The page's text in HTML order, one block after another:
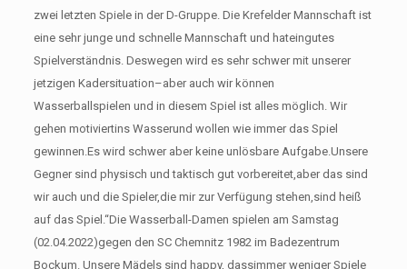
zwei letzten Spiele in der D-Gruppe. Die Krefelder Mannschaft ist
eine sehr junge und schnelle Mannschaft und hateingutes
Spielverständnis. Deswegen wird es sehr schwer mit unserer
jetzigen Kadersituation–aber auch wir können
Wasserballspielen und in diesem Spiel ist alles möglich. Wir
gehen motiviertins Wasserund wollen wie immer das Spiel
gewinnen.Es wird schwer aber keine unlösbare Aufgabe.Unsere
Gegner sind physisch und taktisch gut vorbereitet,aber das sind
wir auch und die Spieler,die mir zur Verfügung stehen,sind heiß
auf das Spiel.“Die Wasserball-Damen spielen am Samstag
(02.04.2022)gegen den SC Chemnitz 1982 im Badezentrum
Bockum. Unsere Mädels sind happy, dassimmer weniger Spiele